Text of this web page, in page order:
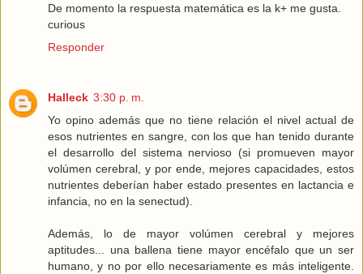
De momento la respuesta matemática es la k+ me gusta.
curious
Responder
Halleck 3:30 p. m.
Yo opino además que no tiene relación el nivel actual de
esos nutrientes en sangre, con los que han tenido durante
el desarrollo del sistema nervioso (si promueven mayor
volúmen cerebral, y por ende, mejores capacidades, estos
nutrientes deberían haber estado presentes en lactancia e
infancia, no en la senectud).
Además, lo de mayor volúmen cerebral y mejores
aptitudes... una ballena tiene mayor encéfalo que un ser
humano, y no por ello necesariamente es más inteligente.